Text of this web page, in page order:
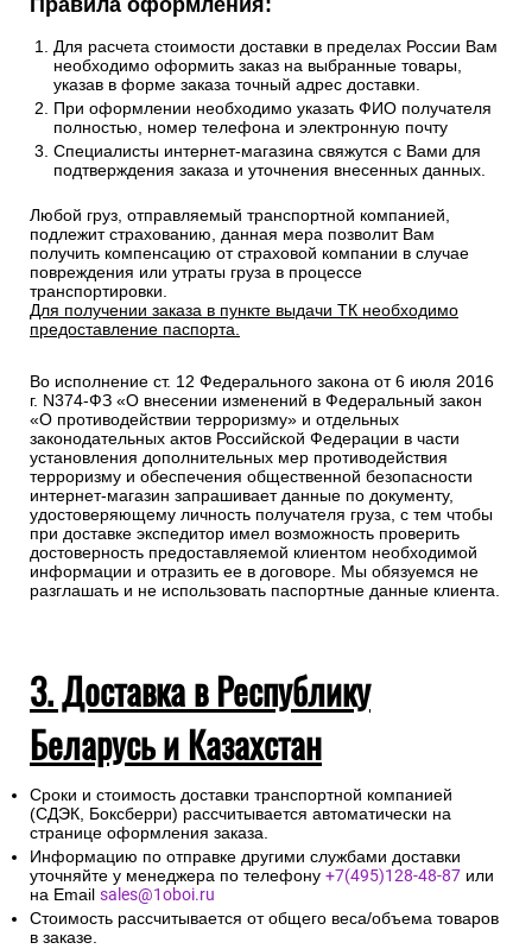
Правила оформления:
Для расчета стоимости доставки в пределах России Вам
необходимо оформить заказ на выбранные товары,
указав в форме заказа точный адрес доставки.
При оформлении необходимо указать ФИО получателя
полностью, номер телефона и электронную почту
Специалисты интернет-магазина свяжутся с Вами для
подтверждения заказа и уточнения внесенных данных.
Любой груз, отправляемый транспортной компанией,
подлежит страхованию, данная мера позволит Вам
получить компенсацию от страховой компании в случае
повреждения или утраты груза в процессе
транспортировки.
Для получении заказа в пункте выдачи ТК необходимо
предоставление паспорта.
Во исполнение ст. 12 Федерального закона от 6 июля 2016
г. N374-ФЗ «О внесении изменений в Федеральный закон
«О противодействии терроризму» и отдельных
законодательных актов Российской Федерации в части
установления дополнительных мер противодействия
терроризму и обеспечения общественной безопасности
интернет-магазин запрашивает данные по документу,
удостоверяющему личность получателя груза, с тем чтобы
при доставке экспедитор имел возможность проверить
достоверность предоставляемой клиентом необходимой
информации и отразить ее в договоре. Мы обязуемся не
разглашать и не использовать паспортные данные клиента.
3. Доставка в Республику
Беларусь и Казахстан
Сроки и стоимость доставки транспортной компанией
(СДЭК, Боксберри) рассчитывается автоматически на
странице оформления заказа.
Информацию по отправке другими службами доставки
уточняйте у менеджера по телефону +7(495)128-48-87 или
на Email sales@1oboi.ru
Стоимость рассчитывается от общего веса/объема товаров
в заказе.